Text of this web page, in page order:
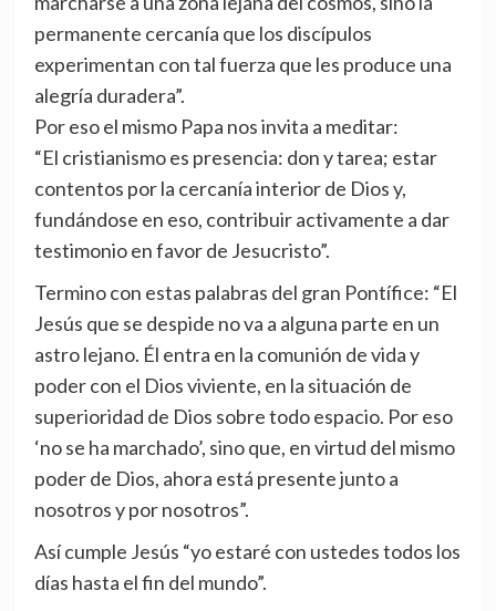
permanente cercanía que los discípulos
experimentan con tal fuerza que les produce una
alegría duradera”.
Por eso el mismo Papa nos invita a meditar:
“El cristianismo es presencia: don y tarea; estar
contentos por la cercanía interior de Dios y,
fundándose en eso, contribuir activamente a dar
testimonio en favor de Jesucristo”.
Termino con estas palabras del gran Pontífice: “El
Jesús que se despide no va a alguna parte en un
astro lejano. Él entra en la comunión de vida y
poder con el Dios viviente, en la situación de
superioridad de Dios sobre todo espacio. Por eso
‘no se ha marchado’, sino que, en virtud del mismo
poder de Dios, ahora está presente junto a
nosotros y por nosotros”.
Así cumple Jesús “yo estaré con ustedes todos los
días hasta el fin del mundo”.